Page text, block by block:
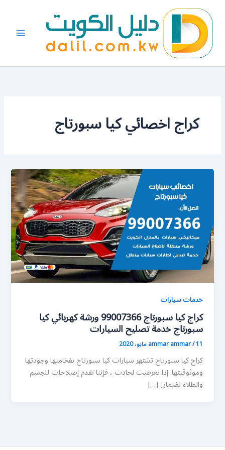
المحتوى
كراج اخصائي كيا سبورتاج
خدمات سيارات
كراج كيا سبورتاج 99007366 ورشة كهربائي كيا
سبورتاج خدمة تصليح السيارات
ammar ammar/11 مايو، 2020
كراج كيا سبورتاج تشتهر سيارات كيا سبورتاج بفخامتها وجودتها
وموثوقيتها. إذا تعرضت لحادث ، فإننا نقدم إصلاحات للجسم
والطلاء لضمان […]